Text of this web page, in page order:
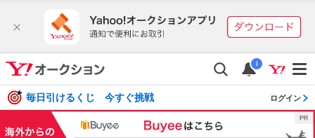
i
毎日引けるくじ 今すぐ挑戦 ログイン